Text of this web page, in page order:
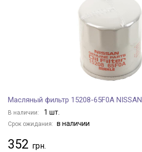
Масляный фильтр 15208-65F0A NISSAN
В наличии: 1 шт.
Срок ожидания: в наличии
352